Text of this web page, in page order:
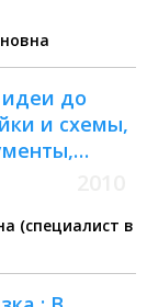
идеи до
и схемы,
(специалист в